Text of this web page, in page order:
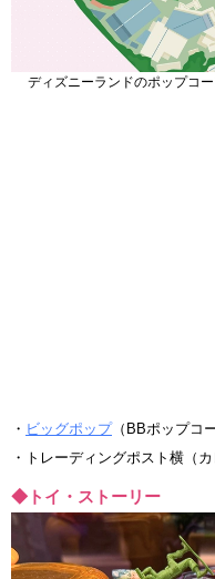
ディズニーランドのポップコ
・ ビッグポップ（BBポップコ
・トレーディングポスト横（カ
◆トイ・ストーリー